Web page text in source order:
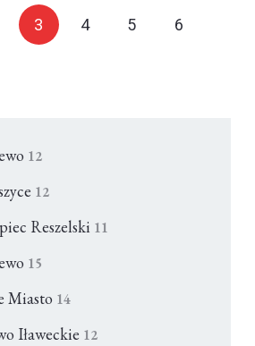
3 4 5 6
12
12
Reszelski 11
15
Miasto 14
Iławeckie 12